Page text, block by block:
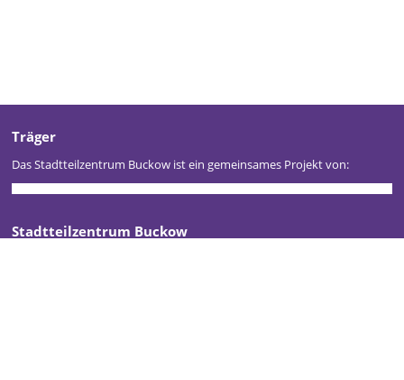
Träger
Das Stadtteilzentrum Buckow ist ein gemeinsames Projekt von:
Stadtteilzentrum Buckow